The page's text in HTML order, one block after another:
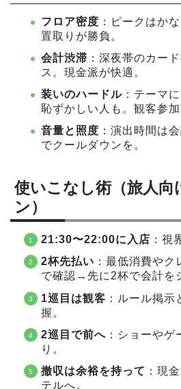
フロア密度 ：ピークはか
置取りが勝負。
会計渋滞 ：深夜帯のカー
ス。現金派が快適。
装いのハードル ：テーマ
恥ずかしい人も。観客参加
音量と照度 ：演出時間は
でクールダウンを。
使いこなし術（旅人向
ン）
21:30〜22:00に入店 ：視
2杯先払い ：最低消費や
で確認→先に2杯で会計を
1巡目は観客 ：ルール掲
握。
2巡目で前へ ：ショーや
り。
撤収は余裕を持って ：現
テルへ。